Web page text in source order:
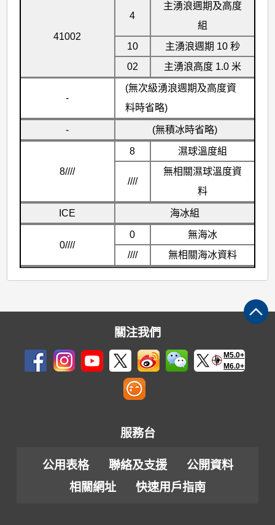
41002
4
主湧浪週期及高度
組
10
主湧浪週期 10 秒
02
主湧浪高度 1.0 米
-
(無次級湧浪週期及高度資
料時省略)
- (無積冰時省略)
8////
8 濕球溫度組
////
無相關濕球溫度資
料
ICE 海冰組
0////
0
無海冰
////
無相關海冰資料
關注我們
M5.0+
M6.0+
服務台
公用表格 聯絡及支援
公開資料
相關網址
快速用戶指南